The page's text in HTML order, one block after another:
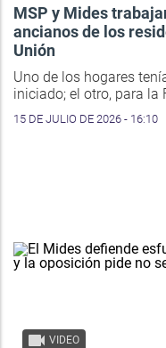
MSP y Mides
ancianos de los
Unión
Uno de los hogares
iniciado; el otro, para la
15 DE JULIO DE 2026 - 16:10
VIDEO